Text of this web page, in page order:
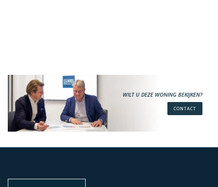
WILT U DEZE WONING BEKIJKEN?
CONTACT